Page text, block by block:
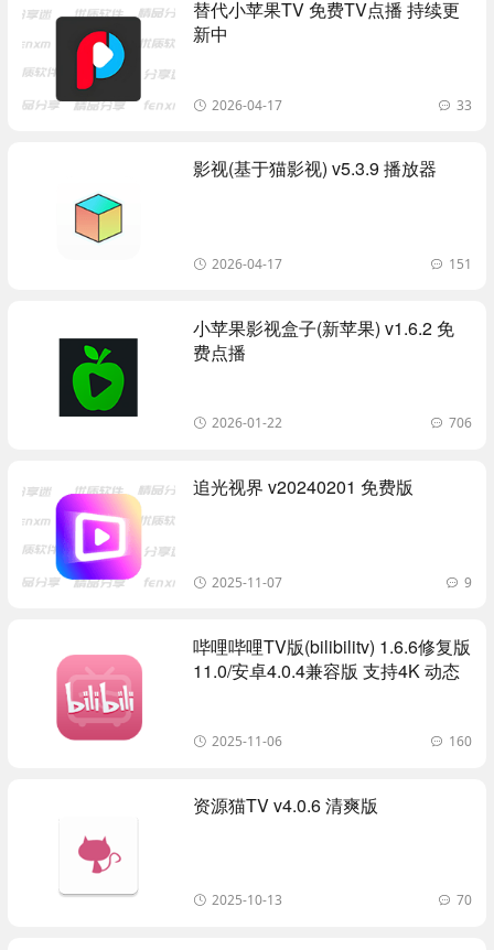
替代小苹果TV 免费TV点播 持续更
新中
2026-04-17 33
影视(基于猫影视) v5.3.9 播放器
2026-04-17 151
小苹果影视盒子(新苹果) v1.6.2 免
费点播
2026-01-22 706
追光视界 v20240201 免费版
2025-11-07 9
哔哩哔哩TV版(bilibilitv) 1.6.6修复版
11.0/安卓4.0.4兼容版 支持4K 动态
2025-11-06 160
资源猫TV v4.0.6 清爽版
2025-10-13 70